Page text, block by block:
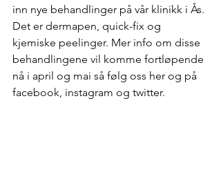
inn nye behandlinger på vår klinikk i Ås.
Det er dermapen, quick-fix og
kjemiske peelinger. Mer info om disse
behandlingene vil komme fortløpende
nå i april og mai så følg oss her og på
facebook, instagram og twitter.